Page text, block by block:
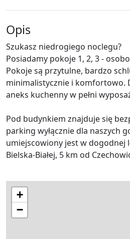
Opis
Szukasz niedrogiego noclegu?
Posiadamy pokoje 1, 2, 3 -
Pokoje są przytulne, bardzo
minimalistycznie i komfortowo.
aneks kuchenny w pełni
Pod budynkiem znajduje się
parking wyłącznie dla naszych
umiejscowiony jest w dogodnej
Bielska-Białej, 5 km od
+
−